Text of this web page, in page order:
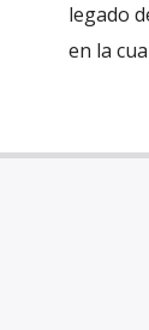
legado
en la